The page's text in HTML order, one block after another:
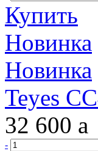
Купить
Новинка
Новинка
Teyes
32 600 a
-